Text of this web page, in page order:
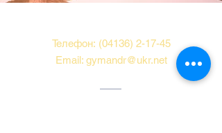
Телефон: (04136) 2-17-45
Email: gymandr@ukr.net